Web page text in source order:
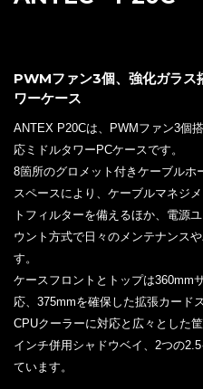
PWMファン3個、強化ガラス
ワーケース
ANTEX P20Cは、PWMファン3個
応ミドルタワーPCケースです。
8箇所のグロメット付きケーブルホ
スペースにより、ケーブルマネジ
トフィルターを備えるほか、電源
ウント方式で日々のメンテナンス
す。
ケースフロントとトップは360mm
応、375mmを確保した拡張カード
CPUクーラーに対応と広々とした
インチ併用シャドウベイ、2つの
ています。